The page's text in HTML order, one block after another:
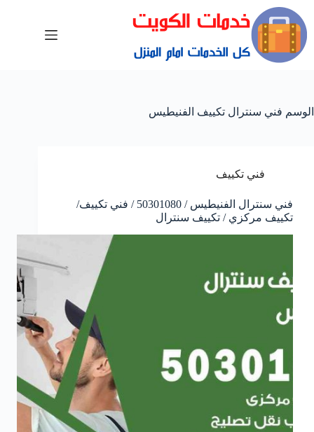
الوسم فني سنترال تكييف الفنيطيس
فني تكييف
فني سنترال الفنيطيس / 50301080 / فني تكييف/
تكييف مركزي / تكييف سنترال